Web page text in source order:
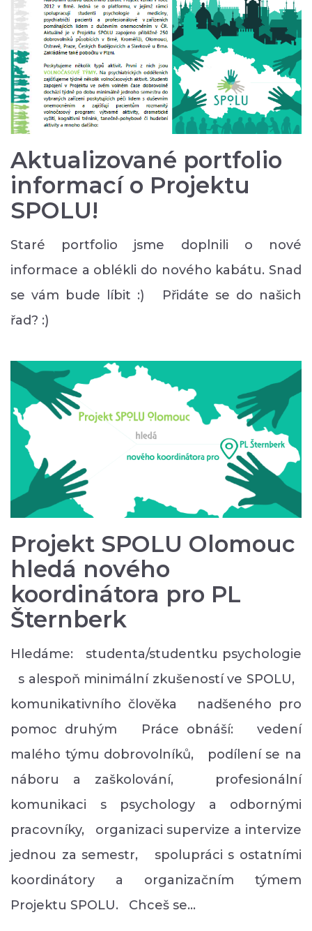
Aktualizované portfolio
informací o Projektu
SPOLU!
Staré portfolio jsme doplnili o nové
informace a oblékli do nového kabátu. Snad
se vám bude líbit :) Přidáte se do našich
řad? :)
Projekt SPOLU Olomouc
hledá nového
koordinátora pro PL
Šternberk
Hledáme: studenta/studentku psychologie
s alespoň minimální zkušeností ve SPOLU,
komunikativního člověka nadšeného pro
pomoc druhým Práce obnáší: vedení
malého týmu dobrovolníků, podílení se na
náboru a zaškolování, profesionální
komunikaci s psychology a odbornými
pracovníky, organizaci supervize a intervize
jednou za semestr, spolupráci s ostatními
koordinátory a organizačním týmem
Projektu SPOLU. Chceš se…